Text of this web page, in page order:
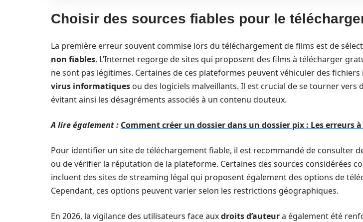
Choisir des sources fiables pour le
La première erreur souvent commise lors du téléchargement de films est de
non fiables. L’Internet regorge de sites qui proposent des films à télécharger
ne sont pas légitimes. Certaines de ces plateformes peuvent véhiculer des fichiers
virus informatiques ou des logiciels malveillants. Il est crucial de se tourner vers
évitant ainsi les désagréments associés à un contenu douteux.
A lire également : Comment créer un dossier dans un dossier pix : Les erreurs
Pour identifier un site de téléchargement fiable, il est recommandé de consulter
ou de vérifier la réputation de la plateforme. Certaines des sources considérées
incluent des sites de streaming légal qui proposent également des options de
Cependant, ces options peuvent varier selon les restrictions géographiques.
En 2026, la vigilance des utilisateurs face auxdroits d’auteura également été